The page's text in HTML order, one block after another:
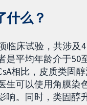
什么？
临床试验，共涉及
是平均年龄介于50
相比，皮质类固
生可以使用角膜染
响。同时，类固醇